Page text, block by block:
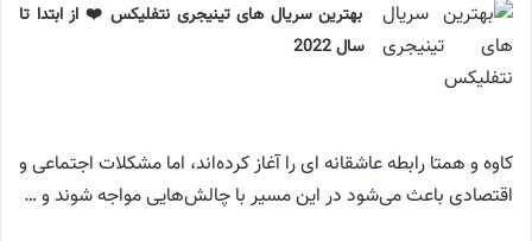
بهترین سریال های تینیجری نتفلیکس ❤️ از ابتدا تا
سال 2022
کاوه و همتا رابطه عاشقانه ای را آغاز کرده‌اند، اما مشکلات اجتماعی و
اقتصادی باعث می‌شود در این مسیر با چالش‌هایی مواجه شوند و …